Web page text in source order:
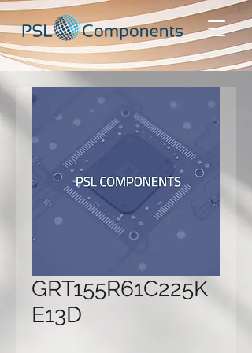
GRT155R61C225K
E13D